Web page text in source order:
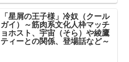
「星屑の王子様」冷奴（クール
ガイ）～筋肉系文化人枠マッチ
ョホスト、宇宙（そら）や綾鷹
ティーとの関係、登場話など～